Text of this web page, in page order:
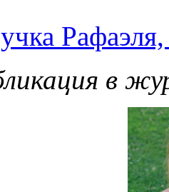
в